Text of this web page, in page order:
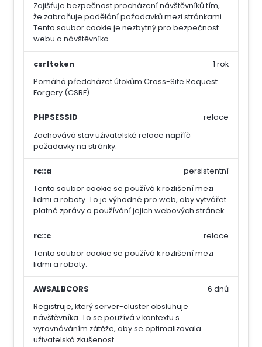
Zajišťuje bezpečnost procházení návštěvníků tím,
že zabraňuje padělání požadavků mezi stránkami.
Tento soubor cookie je nezbytný pro bezpečnost
webu a návštěvníka.
csrftoken
Pomáhá předcházet útokům Cross-Site Request
Forgery (CSRF).
1 rok
PHPSESSID
Zachovává stav uživatelské relace napříč
požadavky na stránky.
relace
rc::a
Tento soubor cookie se používá k rozlišení mezi
lidmi a roboty. To je výhodné pro web, aby vytvářet
platné zprávy o používání jejich webových stránek.
persistentní
rc::c
Tento soubor cookie se používá k rozlišení mezi
lidmi a roboty.
relace
AWSALBCORS
Registruje, který server-cluster obsluhuje
návštěvníka. To se používá v kontextu s
vyrovnáváním zátěže, aby se optimalizovala
uživatelská zkušenost.
6 dnů